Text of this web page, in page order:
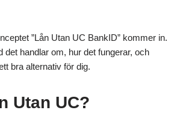
”Lån Utan UC BankID” kommer in.
det handlar om, hur det fungerar, och
bra alternativ för dig.
Utan UC?